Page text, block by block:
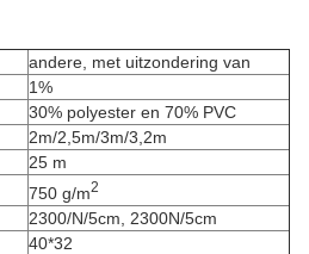
andere, met uitzondering van
1%
30% polyester en 70% PVC
2m/2,5m/3m/3,2m
25 m
750 g/m2
2300/N/5cm, 2300N/5cm
40*32